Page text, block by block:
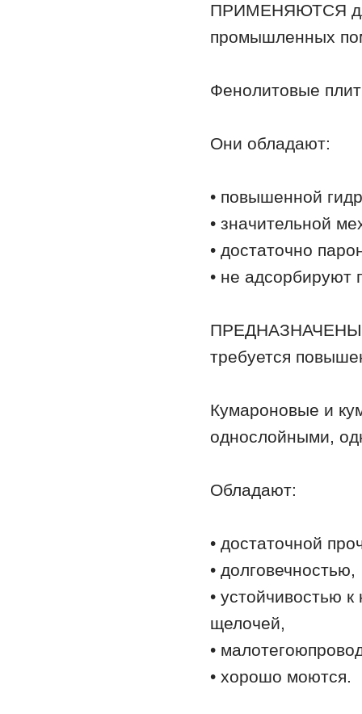
ПРИМЕНЯЮТСЯ
промышленных
Фенолитовые
Они обладают:
• повышенной
• значительной
• достаточно
• не адсорбируют
ПРЕДНАЗНАЧЕНЫ
требуется
Кумароновые и
однослойными,
Обладают:
• достаточной
• долговечностью,
• устойчивостью
щелочей,
•
• хорошо моются.